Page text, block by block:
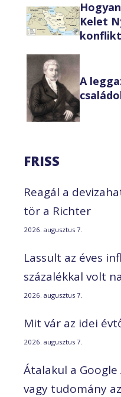
Kelet
A
FRISS
Reagál a
tör a Richter
2026. augusztus 7.
Lassult az éves
százalékkal volt
2026. augusztus 7.
Mit vár az idei
2026. augusztus 7.
Átalakul a
vagy tudomány